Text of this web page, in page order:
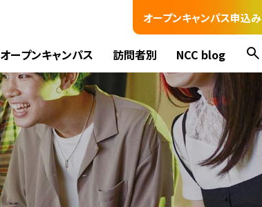
オープンキャンパス申込み
オープンキャンパス 訪問者別 NCC blog